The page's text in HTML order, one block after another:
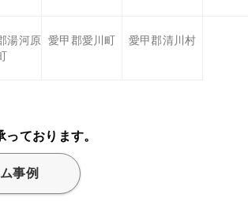
湯河原 愛甲郡愛川町 愛甲郡清川村
ております。
事例